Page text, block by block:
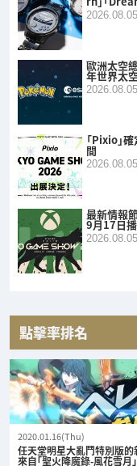
歐洲太空
年世界太
「Pixio」
間
最新情報
9月17日
點擊率排名
2020.01.16(Thu)
任天堂明星大亂鬥特別版的
來自「聖火降魔錄-風花雪月